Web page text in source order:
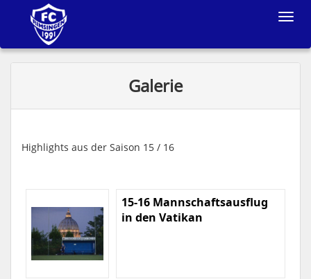
Toggle
Galerie
Highlights aus der Saison 15 / 16
15-16 Mannschaftsausflug
in den Vatikan